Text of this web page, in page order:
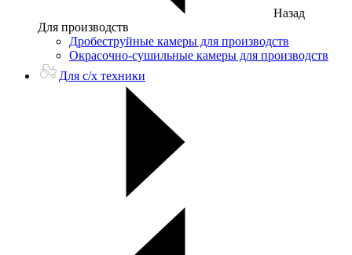
Назад
Для производств
Дробеструйные камеры для производств
Окрасочно-сушильные камеры для производств
Для с/х техники